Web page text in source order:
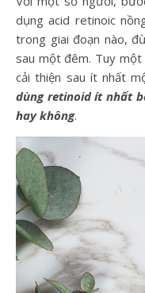
dụng acid retinoic
trong giai đoạn nào,
sau một đêm. Tuy
cải thiện sau ít nhất
dùng retinoid ít nhất
hay không.